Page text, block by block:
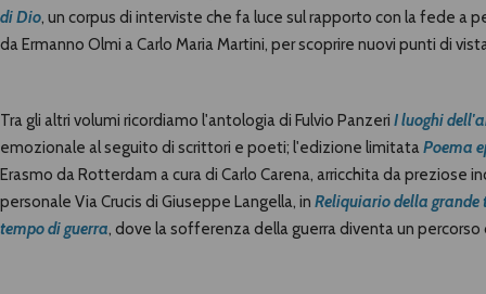
di Dio, un corpus di interviste che fa luce sul rapporto con la fede a
da Ermanno Olmi a Carlo Maria Martini, per scoprire nuovi punti di
Tra gli altri volumi ricordiamo l'antologia di Fulvio Panzeri I luoghi
emozionale al seguito di scrittori e poeti; l'edizione limitataPoema
Erasmo da Rotterdam a cura di Carlo Carena, arricchita da preziose
personale Via Crucis di Giuseppe Langella, in Reliquiario della
tempo di guerra, dove la sofferenza della guerra diventa un